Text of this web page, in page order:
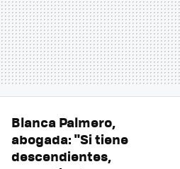
Blanca Palmero,
abogada: "Si tiene
descendientes,